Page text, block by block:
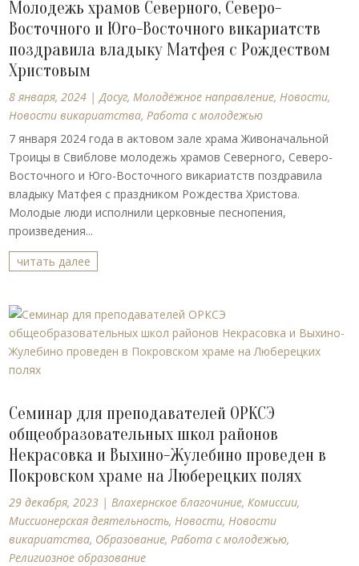
Молодежь храмов Северного, Северо-
Восточного и Юго-Восточного викариатств
поздравила владыку Матфея с Рождеством
Христовым
8 января, 2024 |Досуг,Молодёжное направление,Новости,
Новости викариатства,Работа с молодежью
7 января 2024 года в актовом зале храма Живоначальной
Троицы в Свиблове молодежь храмов Северного, Северо-
Восточного и Юго-Восточного викариатств поздравила
владыку Матфея с праздником Рождества Христова.
Молодые люди исполнили церковные песнопения,
произведения...
читать далее
Семинар для преподавателей ОРКСЭ
общеобразовательных школ районов
Некрасовка и Выхино-Жулебино проведен в
Покровском храме на Люберецких полях
29 декабря, 2023 |Влахернское благочиние,Комиссии,
Миссионерская деятельность,Новости,Новости
викариатства, Образование,Работа с молодежью,
Религиозное образование